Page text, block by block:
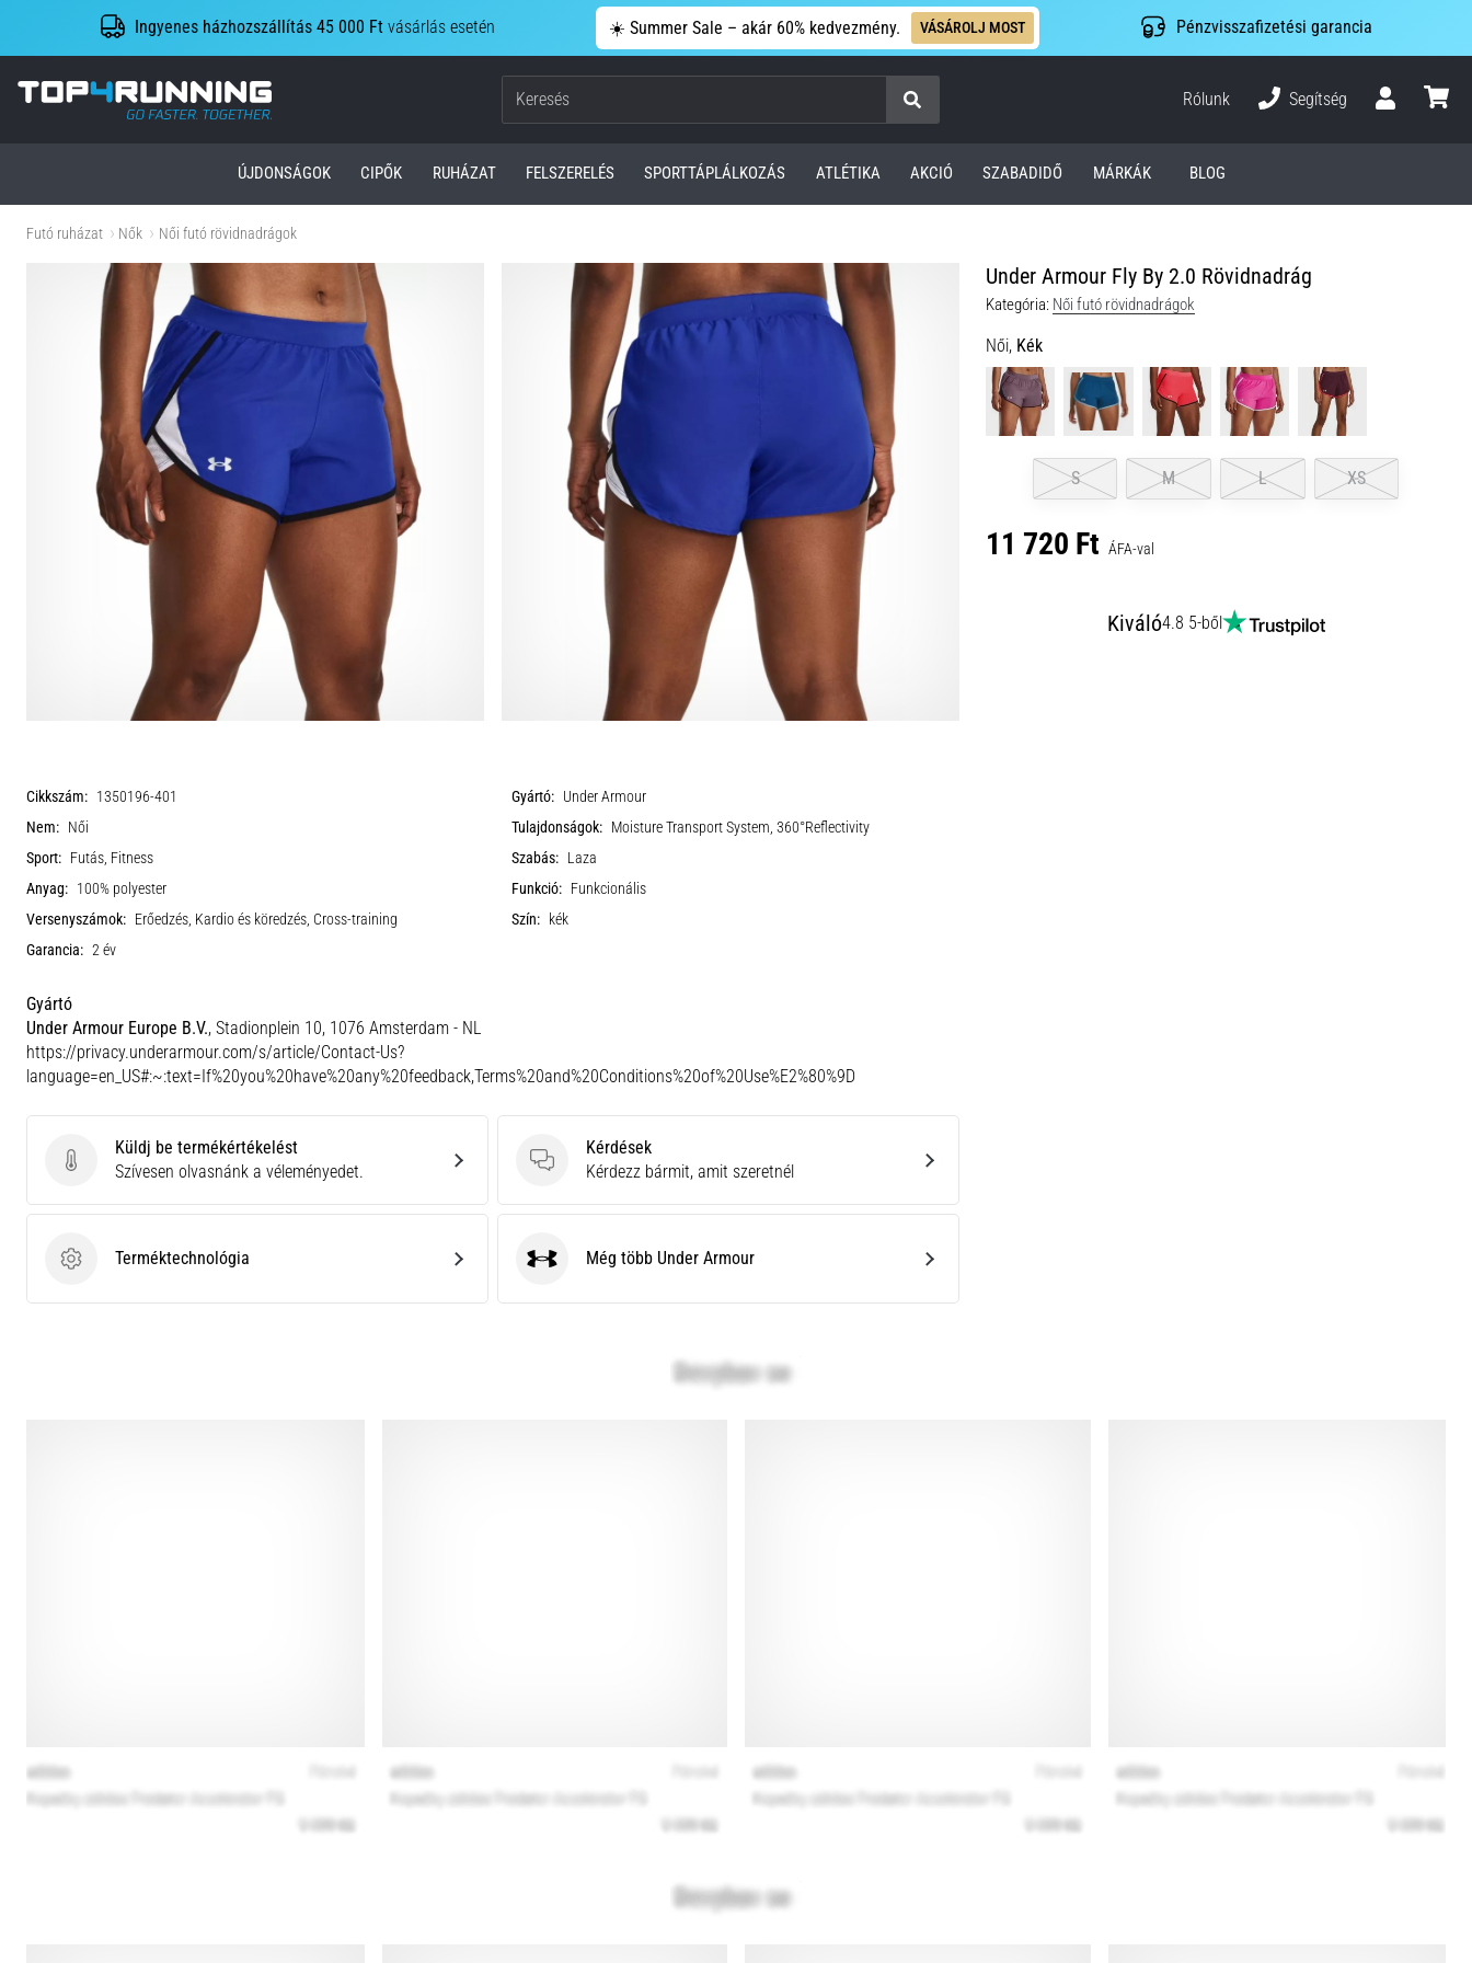
Ingyenes házhozszállítás 45 000 Ft vásárlás esetén ☀️ Summer Sale – akár 60% kedvezmény. VÁSÁROLJ MOST Pénzvisszafizetési garancia
Top4Running.hu
Keresés
Rólunk
Segítség
ÚJDONSÁGOK CIPŐK RUHÁZAT FELSZERELÉS SPORTTÁPLÁLKOZÁS ATLÉTIKA AKCIÓ SZABADIDŐ MÁRKÁK BLOG
Futó ruházat Nők Női futó rövidnadrágok
Under Armour Fly By 2.0 Rövidnadrág
Kategória: Női futó rövidnadrágok
Női, Kék
S M L XS
11 720 Ft ÁFA-val
Kiváló4.8 5-ből
Cikkszám: 1350196-401 Gyártó: Under Armour
Nem: Női Tulajdonságok: Moisture Transport System, 360°Reflectivity
Sport: Futás, Fitness Szabás: Laza
Anyag: 100% polyester Funkció: Funkcionális
Versenyszámok: Erőedzés, Kardio és köredzés, Cross-training Szín: kék
Garancia: 2 év
Gyártó
Under Armour Europe B.V., Stadionplein 10, 1076 Amsterdam - NL
https://privacy.underarmour.com/s/article/Contact-Us?
language=en_US#:~:text=If%20you%20have%20any%20feedback,Terms%20and%20Conditions%20of%20Use%E2%80%9D
Küldj be termékértékelést
Küldj be termékértékelést
Szívesen olvasnánk a véleményedet.
Kérdések
Kérdések
Kérdezz bármit, amit szeretnél
Terméktechnológia
Terméktechnológia Under ArmourMég több Under Armour